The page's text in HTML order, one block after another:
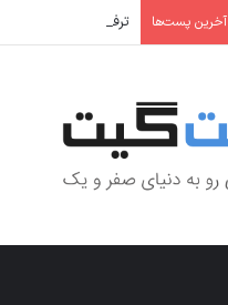
آخرین پست‌ها ترفندهای Copilot برای کار و افزایش بهره‌وری